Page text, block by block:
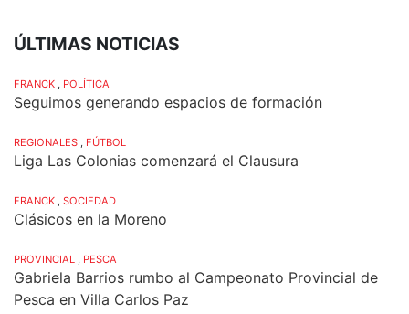
ÚLTIMAS NOTICIAS
FRANCK POLÍTICA
Seguimos generando espacios de formación
REGIONALES FÚTBOL
Liga Las Colonias comenzará el Clausura
FRANCK SOCIEDAD
Clásicos en la Moreno
PROVINCIAL PESCA
Gabriela Barrios rumbo al Campeonato Provincial de
Pesca en Villa Carlos Paz